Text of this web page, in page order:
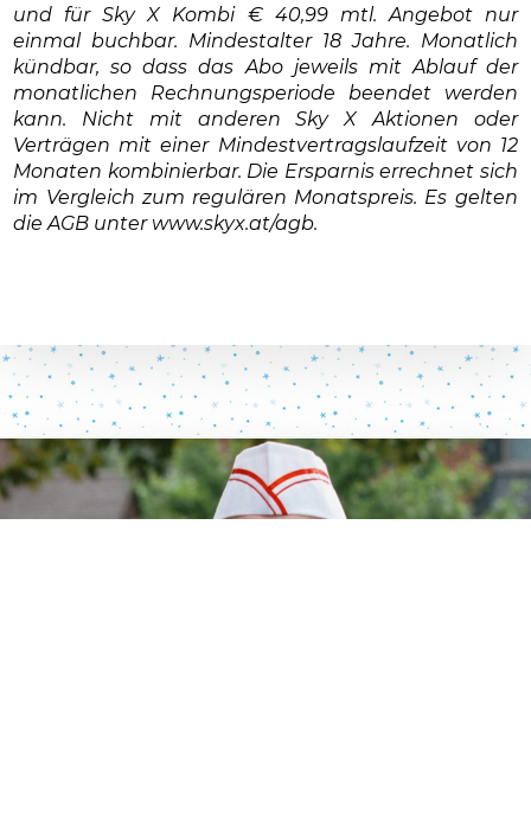
und für Sky X Kombi € 40,99 mtl. Angebot nur
einmal buchbar. Mindestalter 18 Jahre. Monatlich
kündbar, so dass das Abo jeweils mit Ablauf der
monatlichen Rechnungsperiode beendet werden
kann. Nicht mit anderen Sky X Aktionen oder
Verträgen mit einer Mindestvertragslaufzeit von 12
Monaten kombinierbar. Die Ersparnis errechnet sich
im Vergleich zum regulären Monatspreis. Es gelten
die AGB unter www.skyx.at/agb.